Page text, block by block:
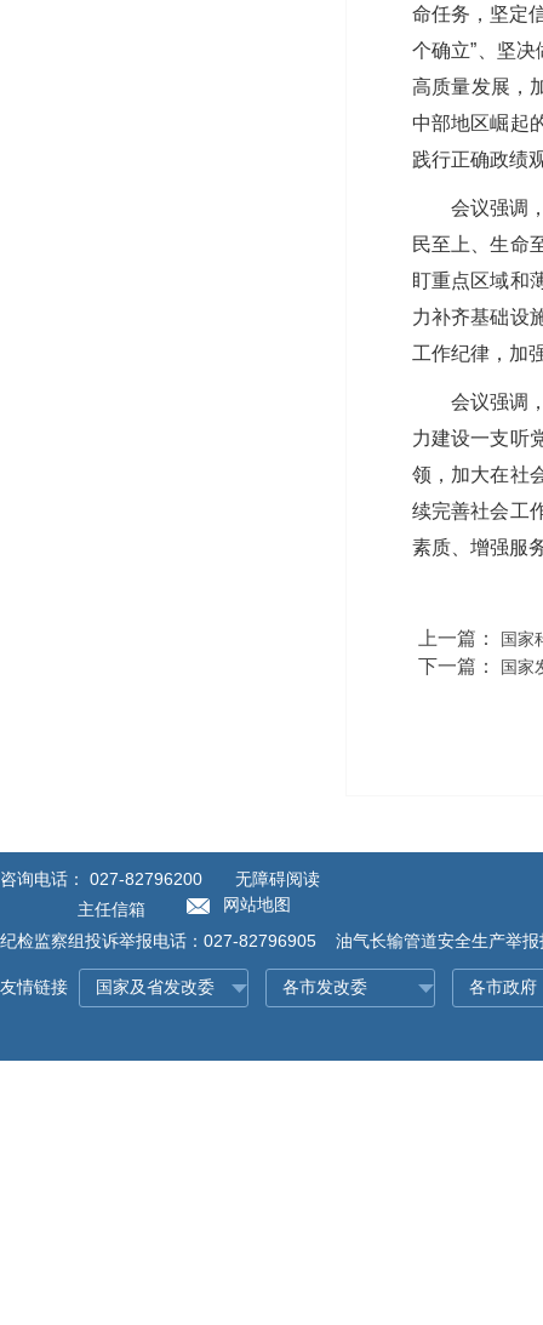
命任务，坚定
个确立”、坚
高质量发展，
中部地区崛起
践行正确政绩
会议强调
民至上、生命
盯重点区域和
力补齐基础设
工作纪律，加
会议强调
力建设一支听
领，加大在社
续完善社会工
素质、增强服
上一篇： 国家
下一篇： 国家
咨询电话： 027-82796200
无障碍阅读
主任信箱
网站地图
纪检监察组投诉举报电话：027-82796905 油气长输管道安全生产举
友情链接